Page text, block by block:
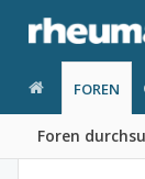
FOREN
Foren